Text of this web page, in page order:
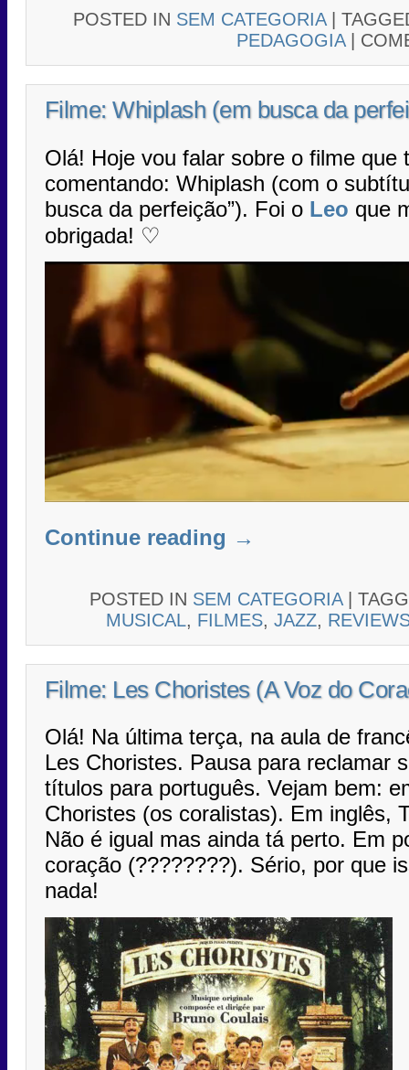
POSTED IN SEM CATEGORIA
PEDAGOGIA|
Filme: Whiplash (em busca da
Olá! Hoje vou falar sobre o filme que
comentando: Whiplash (com o
busca da perfeição”). Foi o Leo que
obrigada! ♡
Continue reading →
POSTED IN SEM CATEGORIA
MUSICAL, FILMES, JAZZ,
Filme: Les Choristes (A Voz do
Olá! Na última terça, na aula de
Les Choristes. Pausa para reclamar
títulos para português. Vejam bem:
Choristes (os coralistas). Em inglês,
Não é igual mas ainda tá perto. Em
coração (????????). Sério, por que
nada!